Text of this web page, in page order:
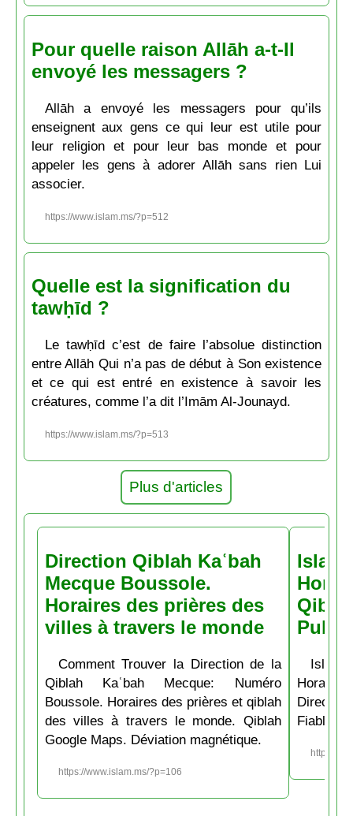
Pour quelle raison Allāh a-t-Il
envoyé les messagers ?
Allāh a envoyé les messagers pour qu’ils
enseignent aux gens ce qui leur est utile pour
leur religion et pour leur bas monde et pour
appeler les gens à adorer Allāh sans rien Lui
associer.
https://www.islam.ms/?p=512
Quelle est la signification du
tawḥīd ?
Le tawḥīd c’est de faire l’absolue distinction
entre Allāh Qui n’a pas de début à Son existence
et ce qui est entré en existence à savoir les
créatures, comme l’a dit l’Imām Al-Jounayd.
https://www.islam.ms/?p=513
Plus d'articles
Direction Qiblah Kaʿbah
Mecque Boussole.
Horaires des prières des
villes à travers le monde
Comment Trouver la Direction de la
Qiblah Kaʿbah Mecque: Numéro
Boussole. Horaires des prières et qiblah
des villes à travers le monde. Qiblah
Google Maps. Déviation magnétique.
https://www.islam.ms/?p=106
Pubs
Fiable et
https://